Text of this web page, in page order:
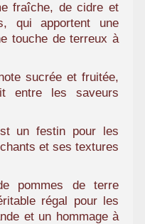
fraîche, de cidre et
qui apportent une
touche de terreux à
sucrée et fruitée,
entre les saveurs
un festin pour les
et ses textures
pommes de terre
régal pour les
et un hommage à